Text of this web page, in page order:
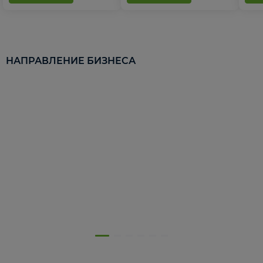
НАПРАВЛЕНИЕ БИЗНЕСА